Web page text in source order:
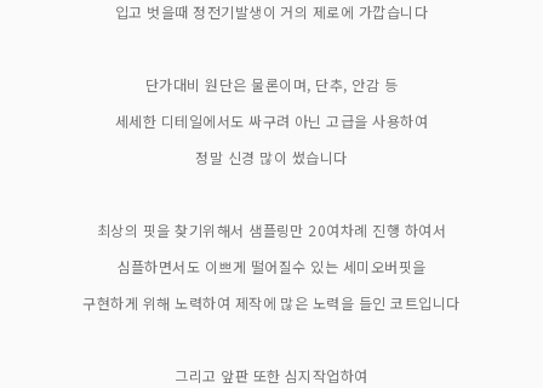
입고 벗을때 정전기발생이 거의 제로에 가깝습니다
단가대비 원단은 물론이며, 단추, 안감 등
세세한 디테일에서도 싸구려 아닌 고급을 사용하여
정말 신경 많이 썼습니다
최상의 핏을 찾기위해서 샘플링만 20여차례 진행 하여서
심플하면서도 이쁘게 떨어질수 있는 세미오버핏을
구현하게 위해 노력하여 제작에 많은 노력을 들인 코트입니다
그리고 앞판 또한 심지작업하여